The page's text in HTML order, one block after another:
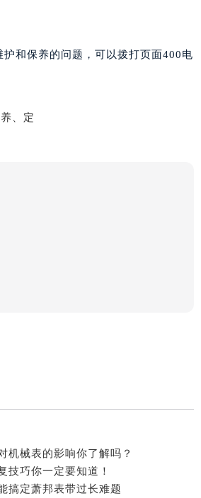
预约）
务中心（需提前预约）
中心（需提前预约）
和保养的问题，可以拨打页面400电
机械表的影响你了解吗？
技巧你一定要知道！
搞定萧邦表带过长难题